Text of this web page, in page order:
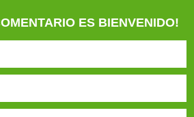
ES BIENVENIDO!